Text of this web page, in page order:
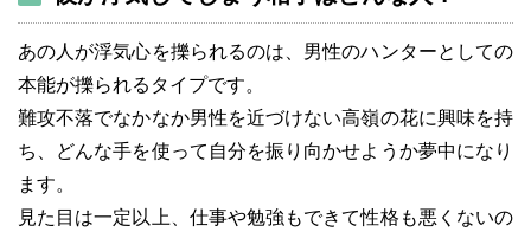
あの人が浮気心を擽られるのは、男性のハンターとしての
本能が擽られるタイプです。
難攻不落でなかなか男性を近づけない高嶺の花に興味を持
ち、どんな手を使って自分を振り向かせようか夢中になり
ます。
見た目は一定以上、仕事や勉強もできて性格も悪くないの